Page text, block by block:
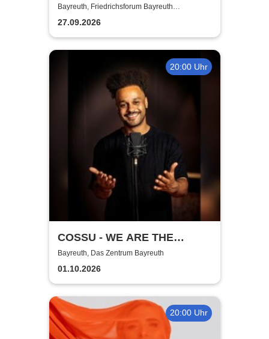
Outlander, Vikings & The Last
Kingdom
Bayreuth, Friedrichsforum Bayreuth
(Balkonsaal)
27.09.2026
20:00 Uhr
COSSU - WE ARE THE
GERMANS - Stand-Up
Comedy
Bayreuth, Das Zentrum Bayreuth
01.10.2026
20:00 Uhr